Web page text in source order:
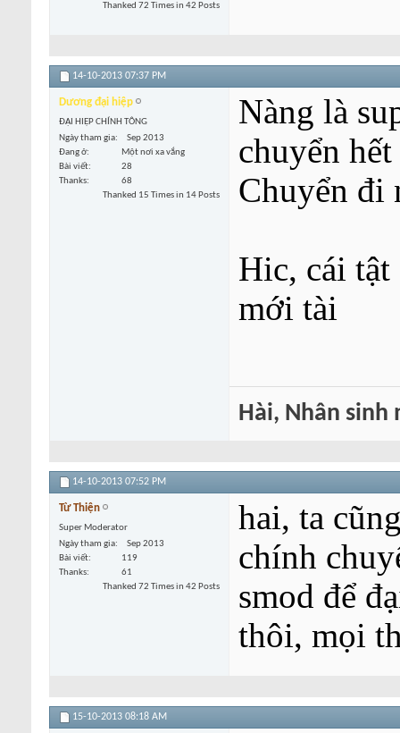
Thanked 72 Times in 42 Posts
14-10-2013 07:37 PM
Dương đại hiệp
ĐẠI HIỆP CHÍNH TÔNG
Ngày tham gia
Sep 2013
Đang ở
Một nơi xa vắng
Bài viết
28
Thanks
68
Thanked 15 Times in 14 Posts
Nàng là
chuyển
Chuyển đi
Hic, cái tật
mới tài
Hài, Nhân
14-10-2013 07:52 PM
Từ Thiện
Super Moderator
Ngày tham gia
Sep 2013
Bài viết
119
Thanks
61
Thanked 72 Times in 42 Posts
hai, ta
chính
smod để
thôi, mọi
15-10-2013 08:18 AM